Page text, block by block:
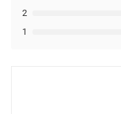
1
2